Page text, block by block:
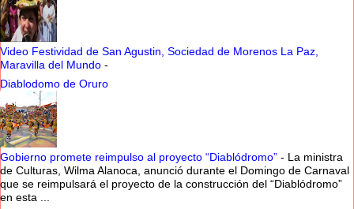
Video Festividad de San Agustin, Sociedad de Morenos La Paz,
Maravilla del Mundo -
Diablodomo de Oruro
Gobierno promete reimpulso al proyecto “Diablódromo” - La ministra
de Culturas, Wilma Alanoca, anunció durante el Domingo de Carnaval
que se reimpulsará el proyecto de la construcción del “Diablódromo”
en esta ...